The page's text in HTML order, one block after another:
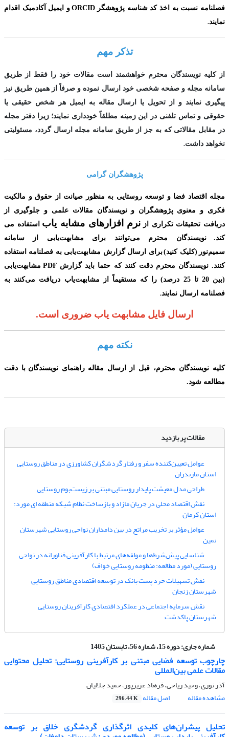
فصلنامه نسبت به اخذ کد شناسه پژوهشگرORCID و ایمیل آکادمیک اقدام
نمایند.
تذکر مهم
از کلیه نویسندگان محترم خواهشمند است مقالات خود را فقط از طریق
سامانه مجله و صفحه شخصی خود ارسال نموده و صرفاً از همین طریق نیز
پیگیری نمایند و از تحویل یا ارسال مقاله به ایمیل هر شخص حقیقی یا
حقوقی و تماس تلفنی در این زمینه مطلقاً خودداری نمایند؛ زیرا دفتر مجله
در مقابل مقالاتی که به جز از طریق سامانه مجله ارسال گردد، مسئولیتی
نخواهد داشت.
پژوهشگران گرامی
مجله اقتصاد فضا و توسعه روستایی به منظور صیانت از حقوق و مالکیت
فکری و معنوی پژوهشگران و نویسندگان مقالات علمی و جلوگیری از
دریافت تحقیقات تکراری از نرم افزارهای مشابه یاب استفاده می
کند.
نویسندگان محترم می‌توانند برای مشابهت‌یابی از سامانه
سمیم‌نور (کلیک کنید)برای ارسال گزارش مشابهت‌یابی به فصلنامه استفاده
کنند. نویسندگان محترم دقت کنند که حتما باید گزارش PDF مشابهت‌یابی
(بین 20 تا 25 درصد ) را که مستقیماً از مشابهت‌یاب دریافت می‌‌کنند به
فصلنامه ارسال نمایند.
ارسال فایل مشابهت یاب ضروری است.
نکته مهم
کلیه نویسندگان محترم، قبل از ارسال مقاله راهنمای نویسندگان با دقت
مطالعه شود.
مقالات پر بازدید
عوامل تعیین‌کننده سفر و رفتار گردشگران کشاورزی در مناطق روستایی
استان مازندران
طراحی مدل معیشت پایدار روستایی مبتنی بر زیست‌بوم روستایی
نقش اقتصاد محلی در جریان مازاد و بازساخت نظام شبکه منطقه ای مورد:
استان کرمان
عوامل مؤثر بر تخریب مراتع در بین دامداران نواحی روستایی شهرستان
نمین
شناسایی پیش‌شرط‌ها و مولفه‌های مرتبط با کارآفرینی فناورانه در نواحی
روستایی (مورد مطالعه: منظومه روستایی خواف)
نقش تسهیلات خرد پست بانک در توسعه اقتصادی مناطق روستایی
شهرستان زنجان
نقش سرمایه اجتماعی در عملکرد اقتصادی کارآفرینان روستایی
شهرستان پاکدشت
شماره جاری:دوره 15، شماره 56، تابستان 1405
چارچوب توسعه فضایی مبتنی بر کارآفرینی روستایی: تحلیل محتوایی
مقالات علمی بین‌المللی
آذر نوری، وحید ریاحی، فرهاد عزیزپور، حمید جلالیان
مشاهده مقاله
اصل مقاله 296.44 K
تحلیل پیشران‌های کلیدی اثرگذاری گردشگری خلاق بر توسعه